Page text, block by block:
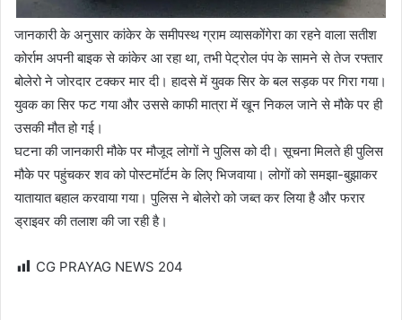
जानकारी के अनुसार कांकेर के समीपस्थ ग्राम व्यासकोंगेरा का रहने वाला सतीश
कोर्राम अपनी बाइक से कांकेर आ रहा था, तभी पेट्रोल पंप के सामने से तेज रफ्तार
बोलेरो ने जोरदार टक्कर मार दी। हादसे में युवक सिर के बल सड़क पर गिरा गया।
युवक का सिर फट गया और उससे काफी मात्रा में खून निकल जाने से मौके पर ही
उसकी मौत हो गई।
घटना की जानकारी मौके पर मौजूद लोगों ने पुलिस को दी। सूचना मिलते ही पुलिस
मौके पर पहुंचकर शव को पोस्टमॉर्टम के लिए भिजवाया। लोगों को समझा-बुझाकर
यातायात बहाल करवाया गया। पुलिस ने बोलेरो को जब्त कर लिया है और फरार
ड्राइवर की तलाश की जा रही है।
CG PRAYAG NEWS 204